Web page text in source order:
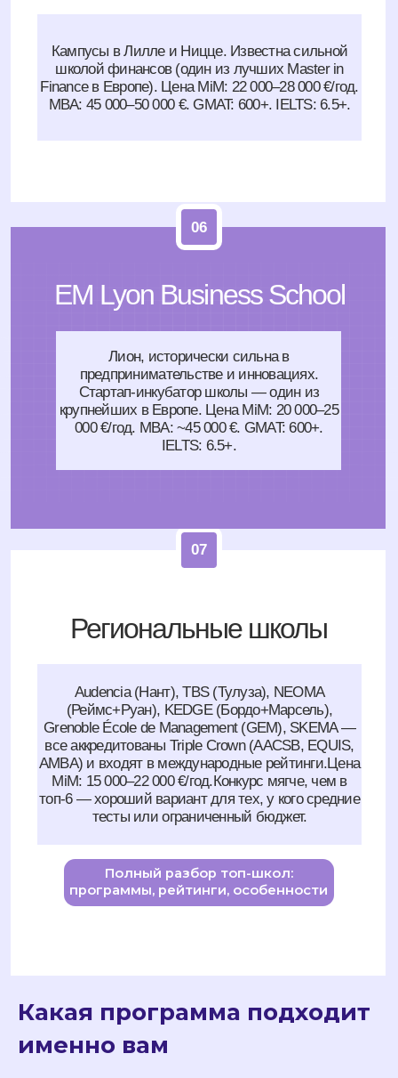
Полный разбор топ-школ:
программы, рейтинги, особенности
Какая программа подходит
именно вам